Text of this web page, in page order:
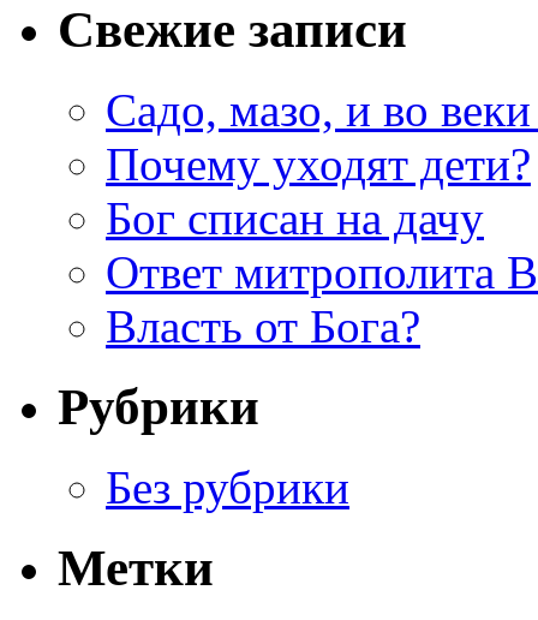
Свежие записи
Садо, мазо, и во веки
Почему уходят дети?
Бог списан на дачу
Ответ митрополита
Власть от Бога?
Рубрики
Без рубрики
Метки